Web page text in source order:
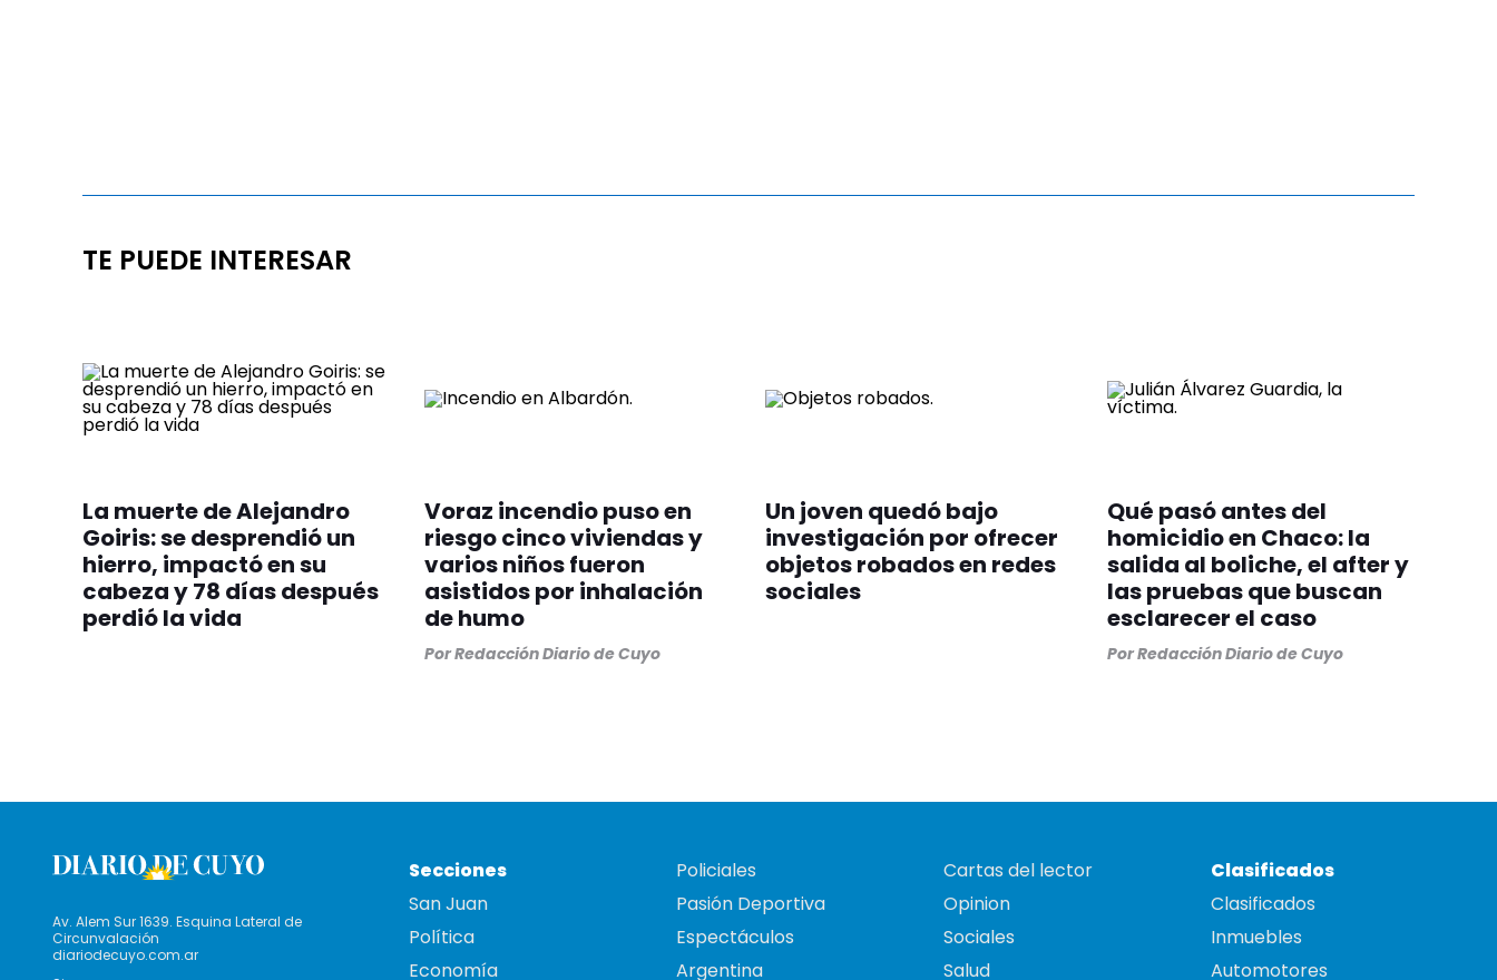
TE PUEDE INTERESAR
La muerte de Alejandro
Goiris: se desprendió un
hierro, impactó en su
cabeza y 78 días después
perdió la vida
Voraz incendio puso en
riesgo cinco viviendas y
varios niños fueron
asistidos por inhalación
de humo
PorRedacción Diario de Cuyo
Un joven quedó bajo
investigación por ofrecer
objetos robados en redes
sociales
Qué pasó antes del
homicidio en Chaco: la
salida al boliche, el after y
las pruebas que buscan
esclarecer el caso
PorRedacción Diario de Cuyo
Av. Alem Sur 1639. Esquina Lateral de
Circunvalación
diariodecuyo.com.ar
Secciones
San Juan
Política
Economía
Policiales
Pasión Deportiva
Espectáculos
Argentina
Cartas del lector
Opinion
Sociales
Salud
Clasificados
Clasificados
Inmuebles
Automotores